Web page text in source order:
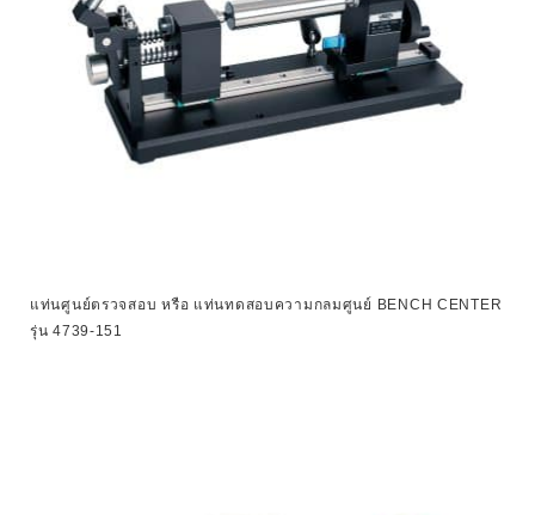
แท่นศูนย์ตรวจสอบ หรือ แท่นทดสอบความกลมศูนย์ BENCH CENTER
รุ่น 4739-151